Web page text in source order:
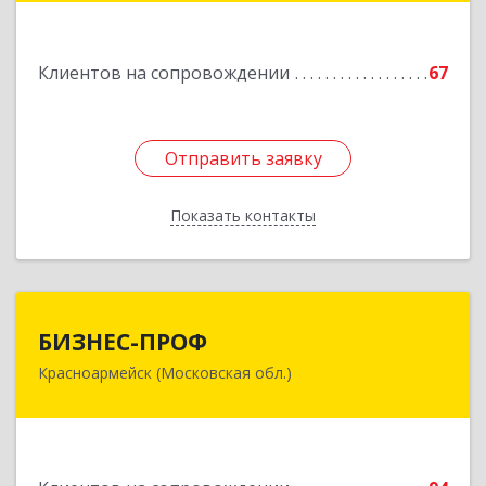
Клиентов на сопровождении 67
Отправить заявку
Показать контакты
Отправить заявку
Назад
БИЗНЕС-ПРОФ
Красноармейск (Московская обл.)
141290, Московская обл, Красноармейск г,